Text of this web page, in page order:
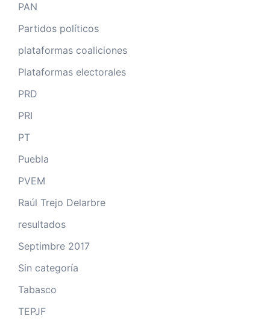
PAN
Partidos políticos
plataformas coaliciones
Plataformas electorales
PRD
PRI
PT
Puebla
PVEM
Raúl Trejo Delarbre
resultados
Septimbre 2017
Sin categoría
Tabasco
TEPJF